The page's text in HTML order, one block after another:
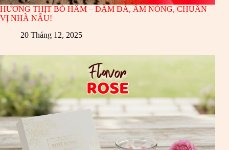
HƯƠNG THỊT BÒ HẦM – ĐẬM ĐÀ, ẤM NÓNG, CHUẨN
VỊ NHÀ NẤU!
20 Tháng 12, 2025